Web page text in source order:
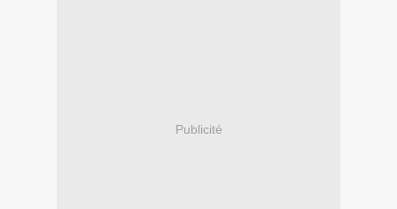
Publicité